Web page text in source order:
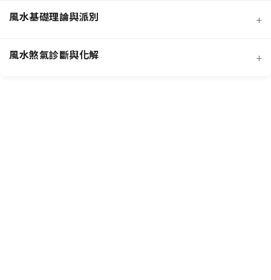
風水基礎理論與派別 +
風水煞氣診斷與化解 +